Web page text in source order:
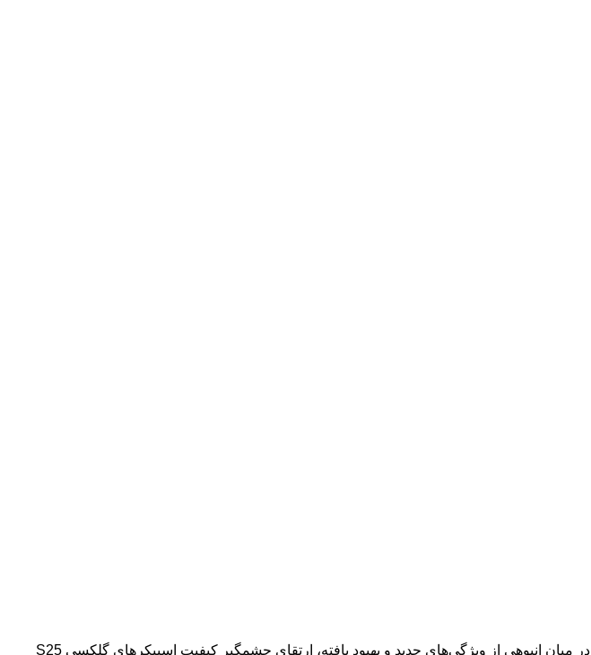
:پس از انتظارهای طولانی، سامسونگ سرانجام از سری گلکسی S25 رونمایی کرد. در میان انبوهی از ویژگی‌های جدید و بهبود یافته، ارتقای چشمگیر کیفیت اسپیکرهای گلکسی S25